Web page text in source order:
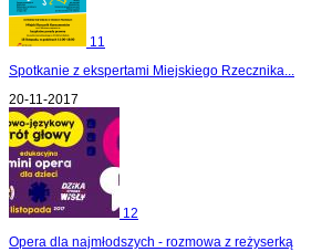
11
Spotkanie z ekspertami Miejskiego Rzecznika...
20-11-2017
12
Opera dla najmłodszych - rozmowa z reżyserką